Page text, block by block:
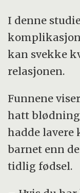
Kilde: Store
Klinisk
I denne
kan svekke
relasjonen.
Funnene
hatt
hadde lavere
barnet enn
tidlig fødsel.